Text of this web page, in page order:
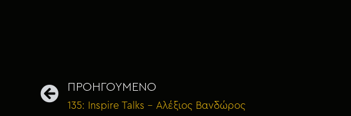
ΠΡΟΗΓΟΥΜΕΝΟ
135: Inspire Talks – Αλέξιος Βανδώρος